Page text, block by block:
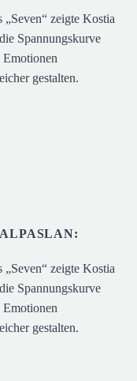
zeigte Kostia
Spannungskurve
gestalten.
zeigte Kostia
Spannungskurve
gestalten.